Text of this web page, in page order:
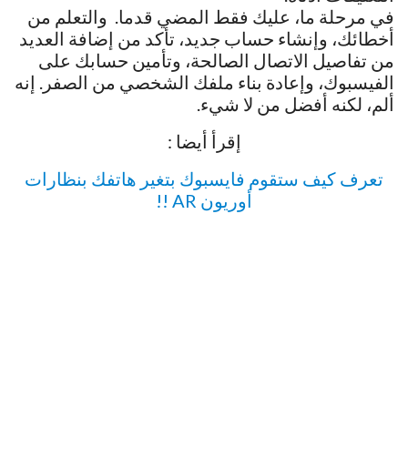
في مرحلة ما، عليك فقط المضي قدما. والتعلم من
أخطائك، وإنشاء حساب جديد، تأكد من إضافة العديد
من تفاصيل الاتصال الصالحة، وتأمين حسابك على
الفيسبوك، وإعادة بناء ملفك الشخصي من الصفر. إنه
ألم، لكنه أفضل من لا شيء.
إقرأ أيضا :
تعرف كيف ستقوم فايسبوك بتغير هاتفك بنظارات
أوريون AR !!